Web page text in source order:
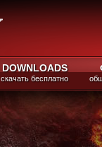
DOWNLOADS
скачать бесплатно